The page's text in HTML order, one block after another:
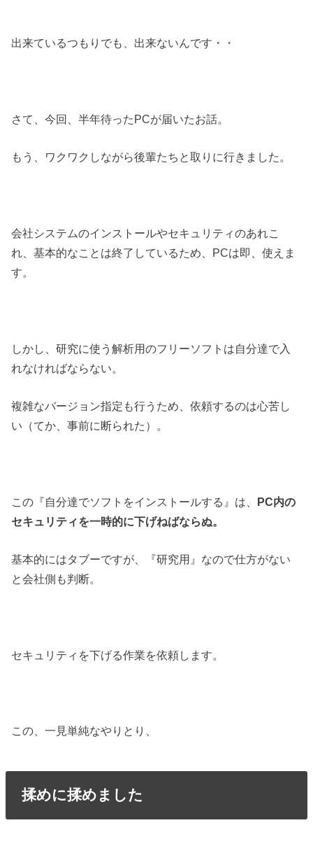
出来ているつもりでも、出来ないんです・・
さて、今回、半年待ったPCが届いたお話。
もう、ワクワクしながら後輩たちと取りに行きました。
会社システムのインストールやセキュリティのあれこ
れ、基本的なことは終了しているため、PCは即、使えま
す。
しかし、研究に使う解析用のフリーソフトは自分達で入
れなければならない。
複雑なバージョン指定も行うため、依頼するのは心苦し
い（てか、事前に断られた）。
この『自分達でソフトをインストールする』は、 PC内の
セキュリティを一時的に下げねばならぬ。
基本的にはタブーですが、『研究用』なので仕方がない
と会社側も判断。
セキュリティを下げる作業を依頼します。
この、一見単純なやりとり、
揉めに揉めました